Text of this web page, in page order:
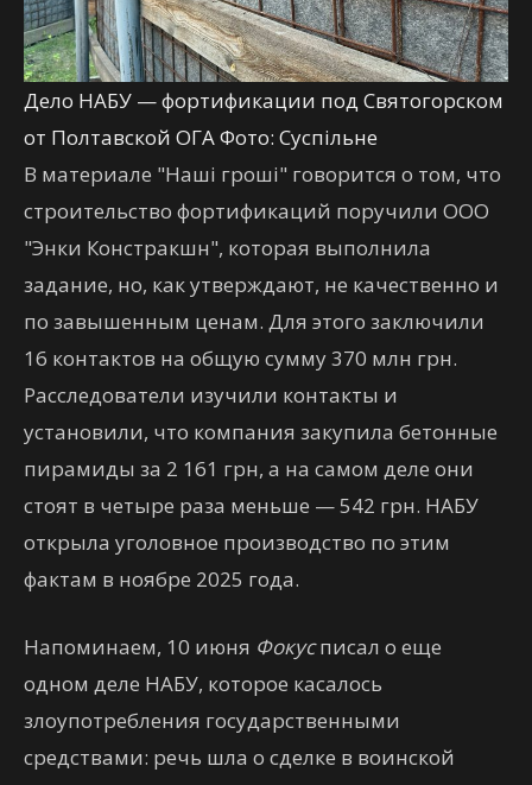
Дело НАБУ — фортификации под Святогорском
от Полтавской ОГА Фото: Суспільне
В материале "Наші гроші" говорится о том, что
строительство фортификаций поручили ООО
"Энки Констракшн", которая выполнила
задание, но, как утверждают, не качественно и
по завышенным ценам. Для этого заключили
16 контактов на общую сумму 370 млн грн.
Расследователи изучили контакты и
установили, что компания закупила бетонные
пирамиды за 2 161 грн, а на самом деле они
стоят в четыре раза меньше — 542 грн. НАБУ
открыла уголовное производство по этим
фактам в ноябре 2025 года.
Напоминаем, 10 июня Фокусписал о еще
одном деле НАБУ, которое касалось
злоупотребления государственными
средствами: речь шла о сделке в воинской